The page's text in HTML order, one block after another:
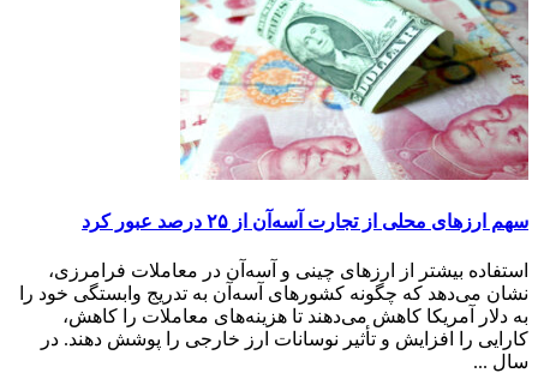
سهم ارزهای محلی از تجارت آسه‌آن از ۲۵ درصد عبور کرد
استفاده بیشتر از ارزهای چینی و آسه‌آن در معاملات فرامرزی،
نشان می‌دهد که چگونه کشورهای آسه‌آن به تدریج وابستگی خود را
به دلار آمریکا کاهش می‌دهند تا هزینه‌های معاملات را کاهش،
کارایی را افزایش و تأثیر نوسانات ارز خارجی را پوشش دهند. در
سال ...